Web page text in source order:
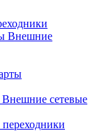
Внешние
Внешние сетевые